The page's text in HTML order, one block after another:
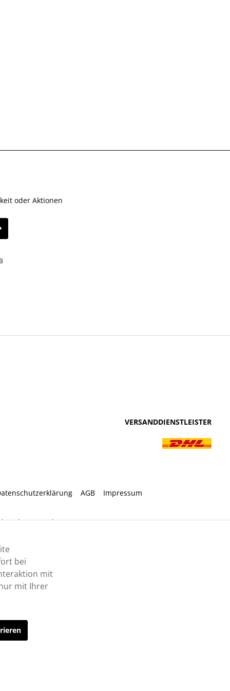
oder Aktionen
VERSANDDIENSTLEISTER
AGB Impressum
anders angegeben.
bei
mit
mit Ihrer